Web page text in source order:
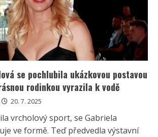
se pochlubila ukázkovou postavou
rodinkou vyrazila k vodě
20. 7. 2025
vrcholový sport, se Gabriela
ve formě. Teď předvedla výstavní